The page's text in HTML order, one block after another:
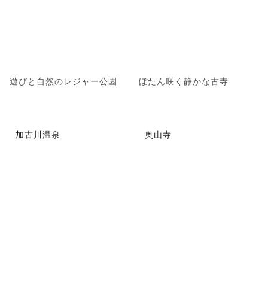
遊びと自然のレジャー公園 ぼたん咲く静かな古寺
加古川温泉 奥山寺